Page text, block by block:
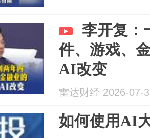
李开复：
件、游戏、
AI改变
雷达财经 2026-07-
如何使用AI